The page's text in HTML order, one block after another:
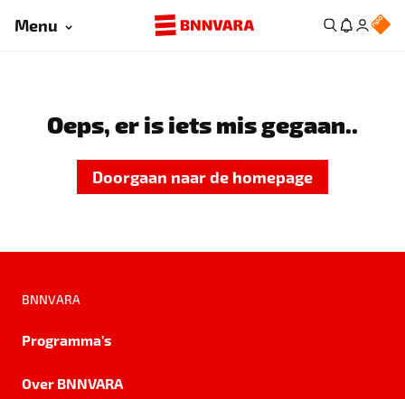
Menu
Oeps, er is iets mis gegaan..
Doorgaan naar de homepage
BNNVARA
Programma's
Over BNNVARA